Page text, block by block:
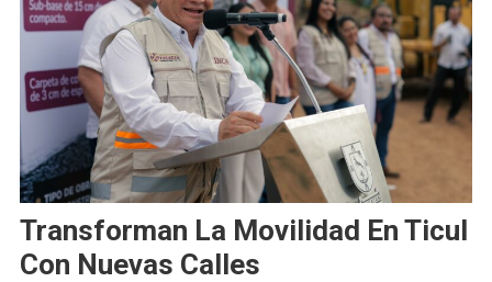
Transforman La Movilidad En Ticul
Con Nuevas Calles